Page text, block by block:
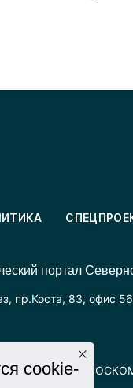
72025 выдано
портал
пр.Коста, 83, офис 56
cookie-